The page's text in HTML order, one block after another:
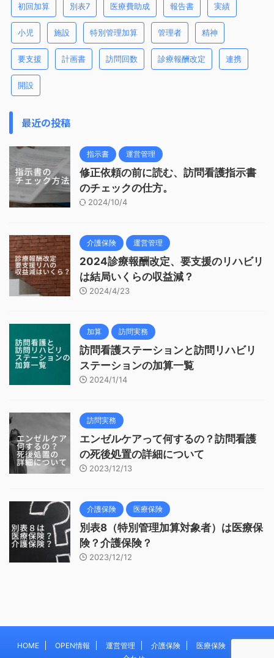
初回加算 別表7 医療費助成 報告書 実績
小児 施設 特別管理加算 管理者 精神
要支援 計画書 訪問回数 診療報酬改定 連携
開設
最近の投稿
指示書 運営管理
修正依頼の前に読む、訪問看護指示書
のチェックの仕方。
2024/10/4
介護保険 運営管理
2024診療報酬改定、要支援のリハビリ
は結局いくらの収益減？
2024/4/23
加算 訪問実務
訪問看護ステーションと訪問リハビリ
ステーションの加算一覧
2024/1/14
訪問実務
エンゼルケアって何するの？訪問看護
の死後処置の詳細について
2023/12/13
介護保険 医療保険
別表8（特別管理加算対象者）は医療保
険？介護保険？
2023/12/12
HOME OPEN情報 運営管理 介護保険 医療保険